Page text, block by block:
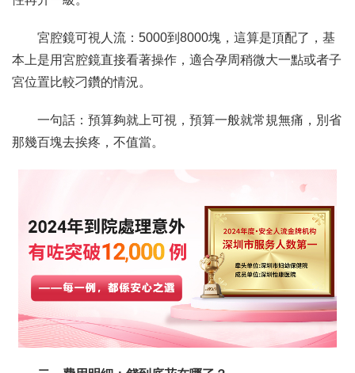
宮腔鏡可視人流：5000到8000塊，這算是頂配了，基
本上是用宮腔鏡直接看著操作，適合孕周稍微大一點或者子
宮位置比較刁鑽的情況。
一句話：預算夠就上可視，預算一般就常規無痛，別省
那幾百塊去挨疼，不值當。